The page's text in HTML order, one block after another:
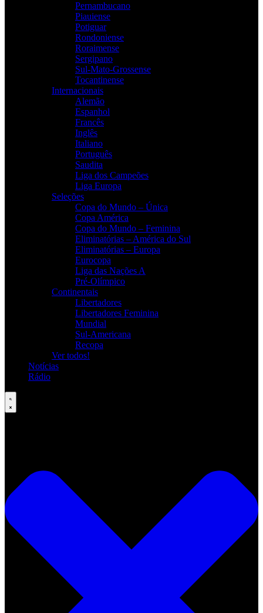
Pernambucano
Piauiense
Potiguar
Rondoniense
Roraimense
Sergipano
Sul-Mato-Grossense
Tocantinense
Internacionais
Alemão
Espanhol
Francês
Inglês
Italiano
Português
Saudita
Liga dos Campeões
Liga Europa
Seleções
Copa do Mundo – Única
Copa América
Copa do Mundo – Feminina
Eliminatórias – América do Sul
Eliminatórias – Europa
Eurocopa
Liga das Nações A
Pré-Olímpico
Continentais
Libertadores
Libertadores Feminina
Mundial
Sul-Americana
Recopa
Ver todos!
Notícias
Rádio